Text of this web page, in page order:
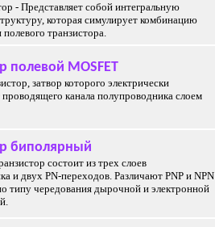
- Представляет собой интегральную
которая симулирует комбинацию
транзистора.
полевой MOSFET
затвор которого электрически
проводящего канала полупроводника слоем
биполярный
состоит из трех слоев
и двух PN-переходов. Различают PNP и NPN
типу чередования дырочной и электронной